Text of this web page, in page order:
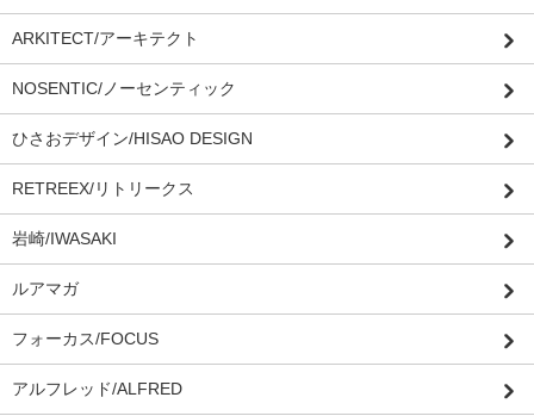
ARKITECT/アーキテクト
NOSENTIC/ノーセンティック
ひさおデザイン/HISAO DESIGN
RETREEX/リトリークス
岩崎/IWASAKI
ルアマガ
フォーカス/FOCUS
アルフレッド/ALFRED